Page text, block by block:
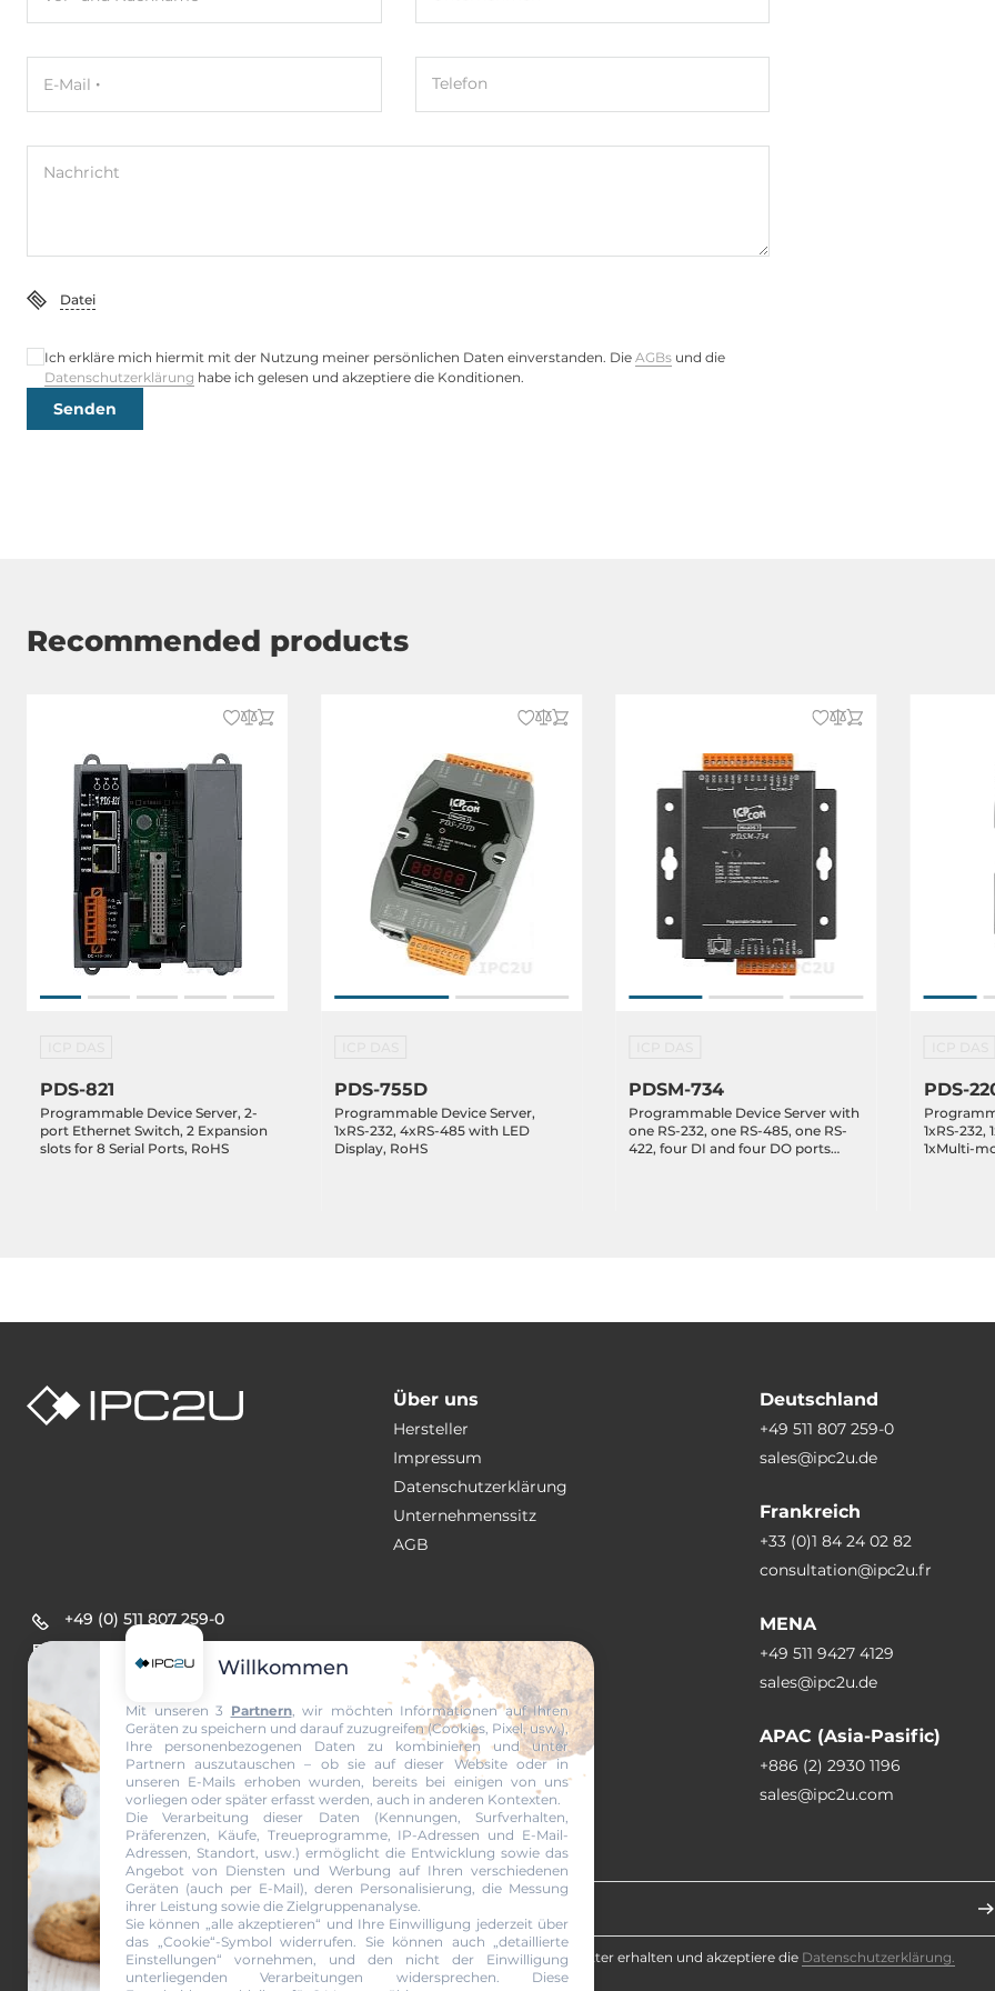
Maße und Gewicht
Maße
Bruttogewicht
E-Mail Telefon
Nachricht
Datei
Ich erkläre mich hiermit mit der Nutzung meiner persönlichen Daten einverstanden. Die AGBs und die
Datenschutzerklärung habe ich gelesen und akzeptiere die Konditionen.
Senden
Recommended products
PDS-821
Programmable Device Server, 2-
port Ethernet Switch, 2 Expansion
slots for 8 Serial Ports, RoHS
PDS-755D
Programmable Device Server,
1xRS-232, 4xRS-485 with LED
Display, RoHS
PDSM-734
Programmable Device Server with
one RS-232, one RS-485, one RS-
422, four DI and four DO ports
PDS-
1xRS-232,
1xMulti-
+49 (0) 511 807 259-0
Über uns
Hersteller
Impressum
Datenschutzerklärung
Unternehmenssitz
AGB
Deutschland
+49 511 807 259-0
sales@ipc2u.de
Frankreich
+33 (0)1 84 24 02 82
consultation@ipc2u.fr
MENA
+49 511 9427 4129
sales@ipc2u.de
APAC (Asia-Pasific)
+886 (2) 2930 1196
sales@ipc2u.com
Newsletter abonnieren
Ja, ich möchte den Newsletter erhalten und akzeptiere die Datenschutzerklärung.
Willkommen
Mit unseren 3 Partnern, wir möchten Informationen auf Ihren
Geräten zu speichern und darauf zuzugreifen (Cookies, Pixel, usw.),
Ihre personenbezogenen Daten zu kombinieren und unter
Partnern auszutauschen – ob sie auf dieser Website oder in
unseren E-Mails erhoben wurden, bereits bei einigen von uns
vorliegen oder später erfasst werden, auch in anderen Kontexten.
Die Verarbeitung dieser Daten (Kennungen, Surfverhalten,
Präferenzen, Käufe, Treueprogramme, IP-Adressen und E-Mail-
Adressen, Standort, usw.) ermöglicht die Entwicklung sowie das
Angebot von Diensten und Werbung auf Ihren verschiedenen
Geräten (auch per E-Mail), deren Personalisierung, die Messung
ihrer Leistung sowie die Zielgruppenanalyse.
Sie können „alle akzeptieren“ und Ihre Einwilligung jederzeit über
das „Cookie“-Symbol widerrufen. Sie können auch „detaillierte
Einstellungen“ vornehmen, und den nicht der Einwilligung
unterliegenden Verarbeitungen widersprechen. Diese